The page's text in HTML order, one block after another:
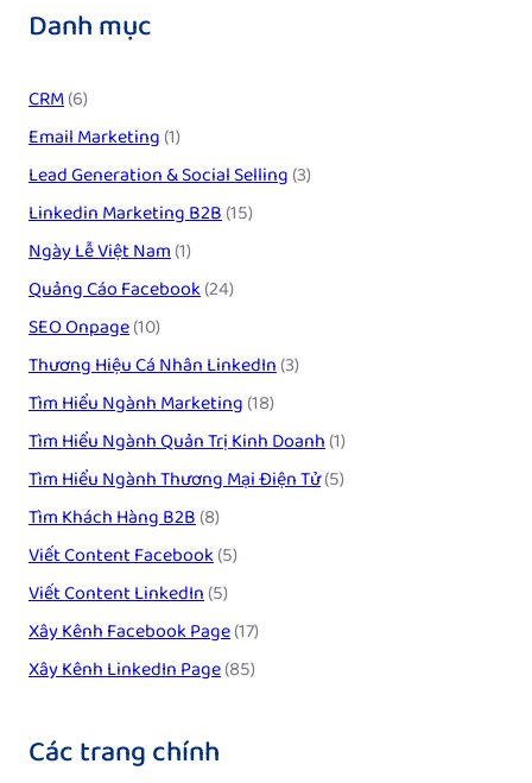
Danh mục
CRM(6)
Email Marketing(1)
Lead Generation & Social Selling(3)
Linkedin Marketing B2B(15)
Ngày Lễ Việt Nam(1)
Quảng Cáo Facebook(24)
SEO Onpage(10)
Thương Hiệu Cá Nhân LinkedIn(3)
Tìm Hiểu Ngành Marketing(18)
Tìm Hiểu Ngành Quản Trị Kinh Doanh(1)
Tìm Hiểu Ngành Thương Mại Điện Tử(5)
Tìm Khách Hàng B2B(8)
Viết Content Facebook(5)
Viết Content LinkedIn(5)
Xây Kênh Facebook Page(17)
Xây Kênh LinkedIn Page(85)
Các trang chính